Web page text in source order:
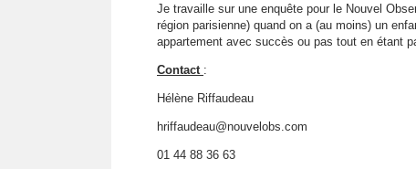
Je travaille sur une enquête pour le Nouvel
région parisienne) quand on a (au moins) un
appartement avec succès ou pas tout en étant
Contact :
Hélène Riffaudeau
hriffaudeau@nouvelobs.com
01 44 88 36 63